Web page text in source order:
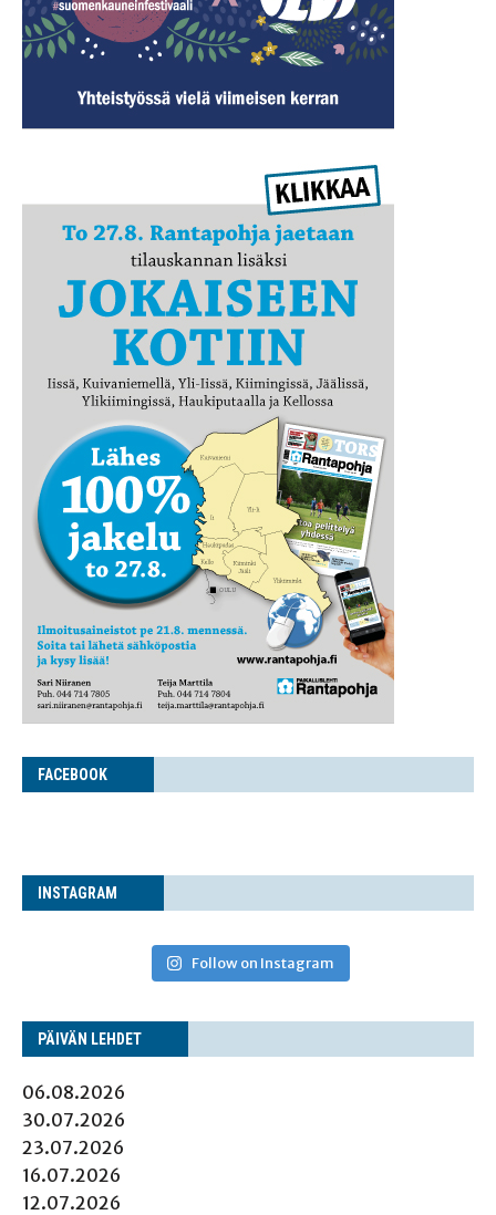
FACE­BOOK
INS­TA­GRAM
Follow on Instagram
PÄI­VÄN LEHDET
06.08.2026
30.07.2026
23.07.2026
16.07.2026
12.07.2026